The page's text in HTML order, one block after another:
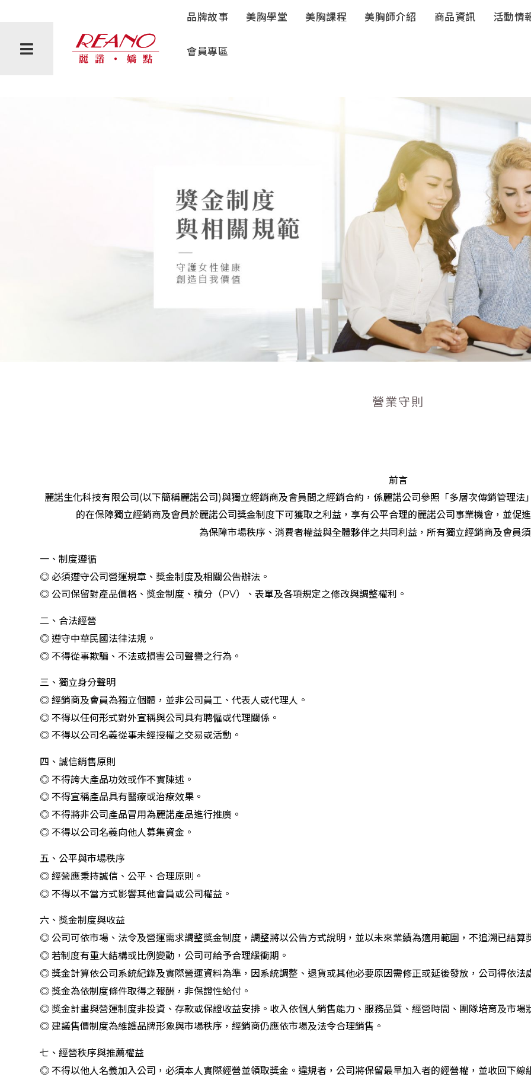
品牌故事 美胸學堂 美胸課程 美胸師介紹 商品資訊
豐妍彈系
獨家儀器
珊妮S-伊人
潔
活動情
會員專區
反詐騙聲明
媒體報導
會員專區
營業守則
前言
麗諾生化科技有限公司 (以下簡稱麗諾公司)與獨立經銷商及會員間之經銷合約，係麗諾公司參照「多層次傳銷管理法
的在保障獨立經銷商及會員於麗諾公司獎金制度下可獲取之利益，享有公平合理的麗諾公司事業機會，並促
為保障市場秩序、消費者權益與全體夥伴之共同利益，所有獨立經銷商及會員
一、制度遵循
◎ 必須遵守公司營運規章、獎金制度及相關公告辦法。
◎ 公司保留對產品價格、獎金制度、積分（PV）、表單及各項規定之修改與調整權利。
二、合法經營
◎ 遵守中華民國法律法規。
◎ 不得從事欺騙、不法或損害公司聲譽之行為。
三、獨立身分聲明
◎ 經銷商及會員為獨立個體，並非公司員工、代表人或代理人。
◎ 不得以任何形式對外宣稱與公司具有聘僱或代理關係。
◎ 不得以公司名義從事未經授權之交易或活動。
四、誠信銷售原則
◎ 不得誇大產品功效或作不實陳述。
◎ 不得宣稱產品具有醫療或治療效果。
◎ 不得將非公司產品冒用為麗諾產品進行推廣。
◎ 不得以公司名義向他人募集資金。
五、公平與市場秩序
◎ 經營應秉持誠信、公平、合理原則。
◎ 不得以不當方式影響其他會員或公司權益。
六、獎金制度與收益
◎ 公司可依市場、法令及營運需求調整獎金制度，調整將以公告方式說明，並以未來業績為適用範圍，不追溯已結算
◎ 若制度有重大結構或比例變動，公司可給予合理緩衝期。
◎ 獎金計算依公司系統紀錄及實際營運資料為準，因系統調整、退貨或其他必要原因需修正或延後發放，公司得依法
◎ 獎金為依制度條件取得之報酬，非保證性給付。
◎ 獎金計畫與營運制度非投資、存款或保證收益安排。收入依個人銷售能力、服務品質、經營時間、團隊培育及市場
◎ 建議售價制度為維護品牌形象與市場秩序，經銷商仍應依市場及法令合理銷售。
七、經營秩序與推薦權益
◎ 不得以他人名義加入公司，必須本人實際經營並領取獎金。違規者，公司將保留最早加入者的經營權，並收回下線